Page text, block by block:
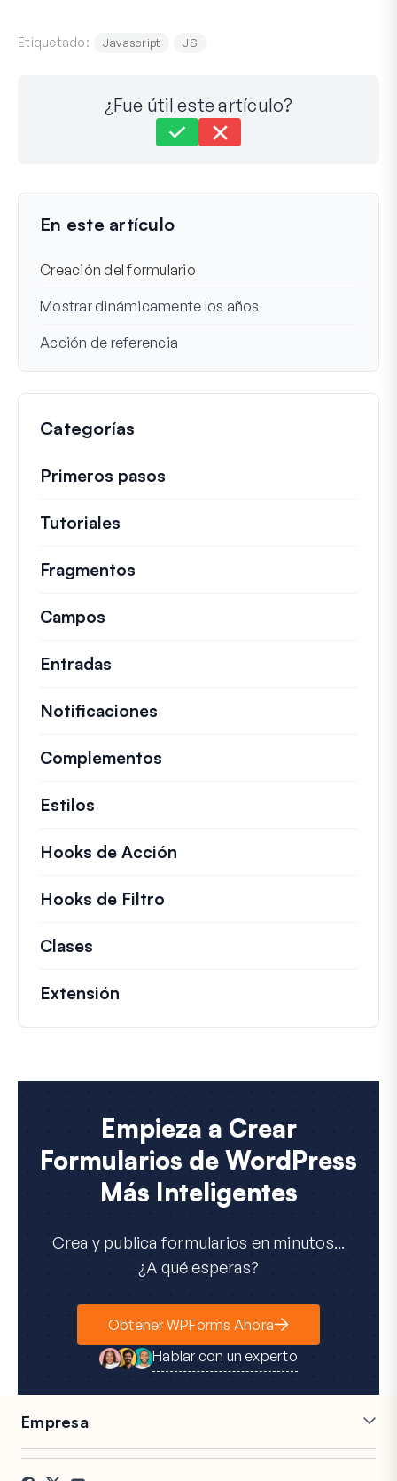
Etiquetado: Javascript JS
¿Fue útil este artículo?
Última actualización el 21 de enero de 2025
En este artículo
Creación del formulario
Mostrar dinámicamente los años
Acción de referencia
Categorías
Primeros pasos
Tutoriales
Fragmentos
Campos
Entradas
Notificaciones
Complementos
Estilos
Hooks de Acción
Hooks de Filtro
Clases
Extensión
Empieza a Crear
Formularios de WordPress
Más Inteligentes
Crea y publica formularios en minutos...
¿A qué esperas?
Obtener WPForms Ahora
Hablar con un experto
Empresa
Carreras
Afiliados